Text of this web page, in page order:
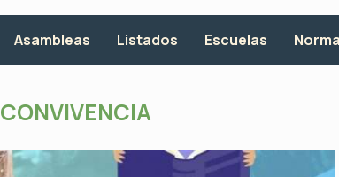
Asambleas Listados Escuelas
CONVIVENCIA